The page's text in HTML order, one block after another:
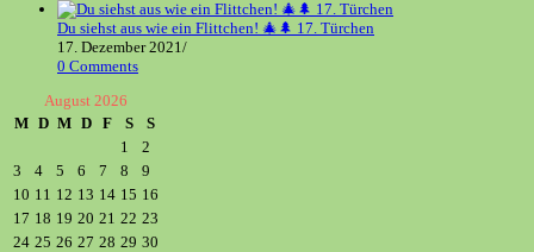
Du siehst aus wie ein Flittchen! 🎄🌲 17. Türchen
17. Dezember 2021 /
0 Comments
August 2026
M D M D F S
S
1
2
3
4 5 6 7 8
9
10 11 12 13 14 15 16
17 18 19 20 21 22 23
24 25 26 27 28 29 30